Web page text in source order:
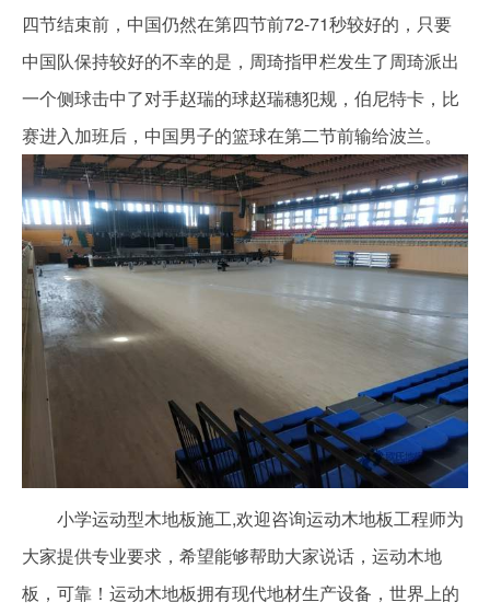
四节结束前，中国仍然在第四节前72-71秒较好的，只要
中国队保持较好的不幸的是，周琦指甲栏发生了周琦派出
一个侧球击中了对手赵瑞的球赵瑞穗犯规，伯尼特卡，比
赛进入加班后，中国男子的篮球在第二节前输给波兰。
小学运动型木地板施工,欢迎咨询运动木地板工程师为
大家提供专业要求，希望能够帮助大家说话，运动木地
板，可靠！运动木地板拥有现代地材生产设备，世界上的